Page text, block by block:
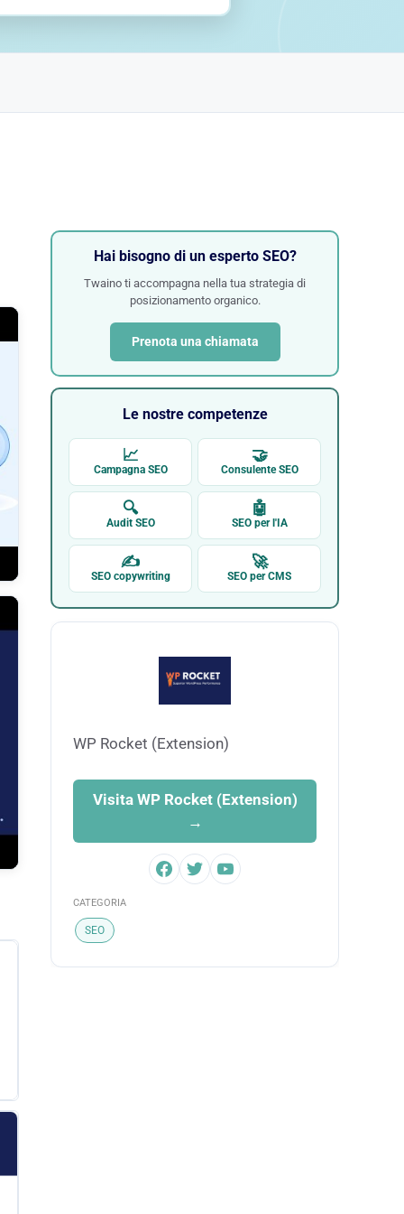
Hai bisogno di un esperto SEO?
Twaino ti accompagna nella tua strategia di
posizionamento organico.
Prenota una chiamata
Le nostre competenze
📈
Campagna SEO
🤝
Consulente SEO
🔍
Audit SEO
🤖
SEO per l'IA
✍
SEO copywriting
🚀
SEO per CMS
WP Rocket (Extension)
Visita WP Rocket (Extension)
→
CATEGORIA
SEO